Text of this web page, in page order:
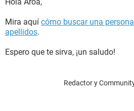
Mira aquí cómo buscar una
apellidos.
Espero que te sirva, ¡un saludo!
Redactor y